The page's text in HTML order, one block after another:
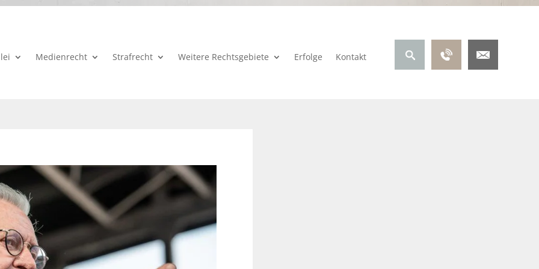
Medienrecht Strafrecht Weitere Rechtsgebiete Erfolge Kontakt